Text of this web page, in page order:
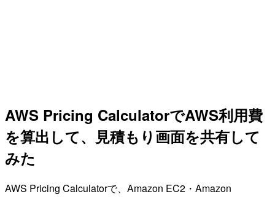
AWS Pricing CalculatorでAWS利用費
を算出して、見積もり画面を共有して
みた
AWS Pricing Calculatorで、Amazon EC2・Amazon